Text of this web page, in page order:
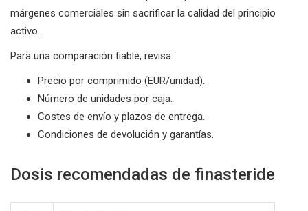
márgenes comerciales sin sacrificar la calidad del principio
activo.
Para una comparación fiable, revisa:
Precio por comprimido (EUR/unidad).
Número de unidades por caja.
Costes de envío y plazos de entrega.
Condiciones de devolución y garantías.
Dosis recomendadas de finasteride